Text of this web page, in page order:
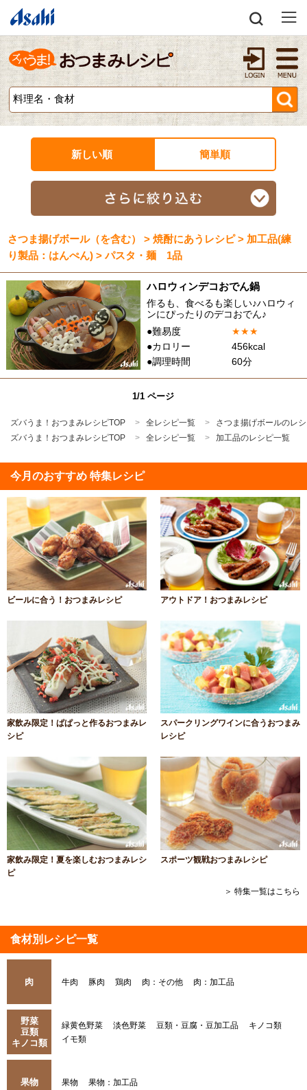
新しい順 簡単順
さつま揚げボール（を含む） > 焼酎にあうレシピ > 加工品(練
り製品：はんぺん) > パスタ・麺 1品
ハロウィンデコおでん鍋
作るも、食べるも楽しい♪ハロウィ
ンにぴったりのデコおでん♪
●難易度
★★★
●カロリー
456kcal
●調理時間
60分
1/1 ページ
ズバうま！おつまみレシピTOP 全レシピ一覧
さつま揚げボールのレ
ズバうま！おつまみレシピTOP
全レシピ一覧 加工品のレシピ一覧
今月のおすすめ 特集レシピ
ビールに合う！おつまみレシピ アウトドア！おつまみレシピ
家飲み限定！ぱぱっと作るおつまみレ
シピ
スパークリングワインに合うおつまみ
レシピ
家飲み限定！夏を楽しむおつまみレシ
ピ
スポーツ観戦おつまみレシピ
＞ 特集一覧はこちら
食材別レシピ一覧
肉 牛肉 豚肉 鶏肉 肉：その他 肉：加工品
野菜
豆類
キノコ類
緑黄色野菜 淡色野菜 豆類・豆腐・豆加工品
キノコ類
イモ類
果物 果物 果物：加工品